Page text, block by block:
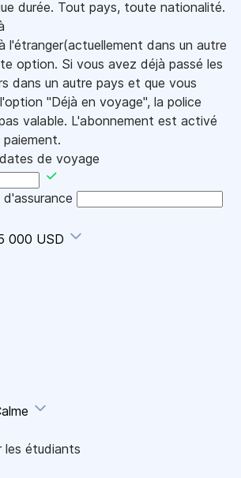
durée. Tout pays, toute nationalité.
l'étranger(actuellement dans un autre
option. Si vous avez déjà passé les
dans un autre pays et que vous
"Déjà en voyage", la police
valable. L'abonnement est activé
paiement.
de voyage
000 USD
les étudiants